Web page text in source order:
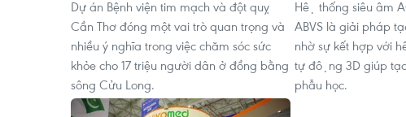
Dự án Bệnh viện tim mạch và đột quỵ
Cần Thơ đóng một vai trò quan trọng và
nhiều ý nghĩa trong việc chăm sóc sức
khỏe cho 17 triệu người dân ở đồng bằng
sông Cửu Long.
Hệ thống siêu âm
ABVS là giải pháp
nhờ sự kết hợp với
tự động 3D giúp
phẫu học.